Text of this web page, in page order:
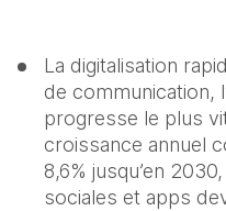
La digitalisation
de communication,
progresse le plus
croissance annuel
8,6% jusqu’en
sociales et apps